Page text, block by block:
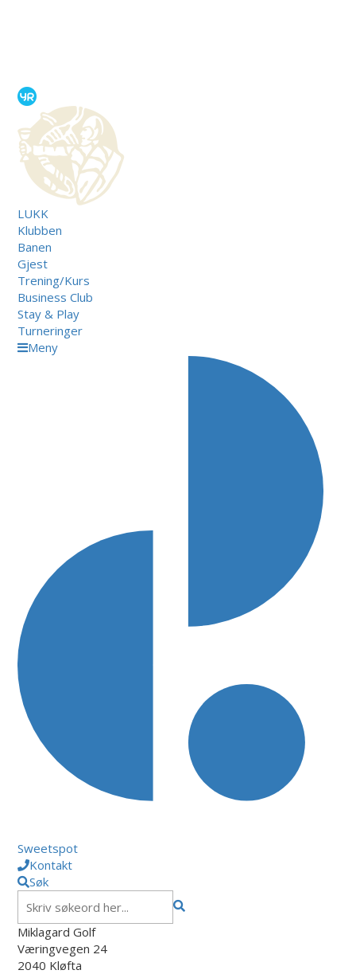
LUKK
Klubben
Banen
Gjest
Trening/Kurs
Business Club
Stay & Play
Turneringer
Meny
Sweetspot
Kontakt
Søk
Miklagard Golf
Væringvegen 24
2040 Kløfta